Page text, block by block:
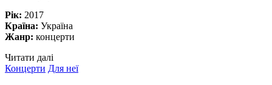
Рік: 2017
Країна: Україна
Жанр: концерти
Читати далі
Концерти Для неї